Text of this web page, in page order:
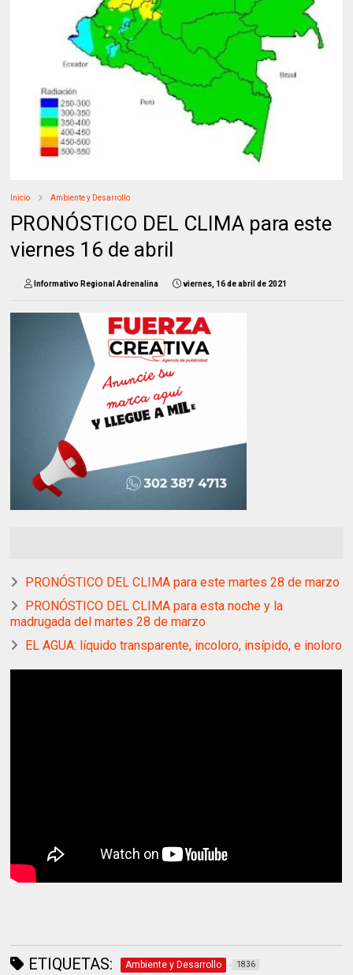
Inicio Ambiente y Desarrollo
PRONÓSTICO DEL CLIMA para este
viernes 16 de abril
Informativo Regional Adrenalina viernes, 16 de abril de 2021
PRONÓSTICO DEL CLIMA para este martes 28 de marzo
PRONÓSTICO DEL CLIMA para esta noche y la
madrugada del martes 28 de marzo
EL AGUA: líquido transparente, incoloro, insípido, e inoloro
ETIQUETAS: Ambiente y Desarrollo 1836